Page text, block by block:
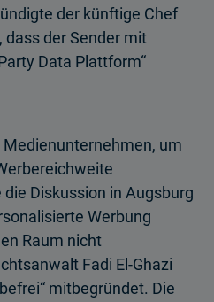
der künftige Chef
dass der Sender mit
Data Plattform“
um
Diskussion in Augsburg
Werbung
Raum nicht
Fadi El-Ghazi
mitbegründet. Die